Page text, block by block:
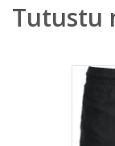
Tutustu